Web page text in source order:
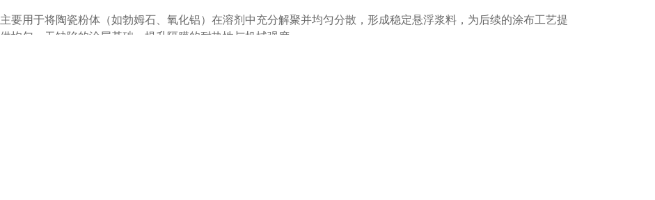
主要用于将陶瓷粉体（如勃姆石、氧化铝）在溶剂中充分解聚并均匀分散，形成稳定悬浮浆料，为后续的涂布工艺提
供均匀、无缺陷的涂层基础，提升隔膜的耐热性与机械强度。